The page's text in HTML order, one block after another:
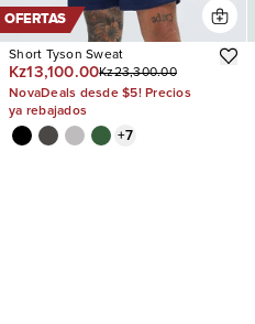
OFERTAS
Short Tyson Sweat
Kz13,100.00Kz23,300.00
NovaDeals desde $5! Precios
ya rebajados
+7